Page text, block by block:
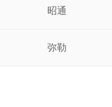
昭通
弥勒